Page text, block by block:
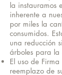
la instauramos
inherente a
por miles la
consumidos.
una reducción
árboles para la
El uso de
reemplazo de